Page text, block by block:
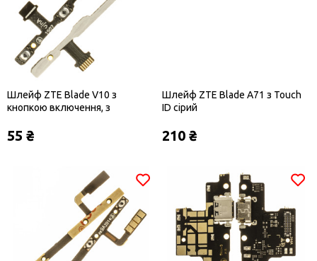
Шлейф ZTE Blade V10 з
кнопкою включення, з
55 ₴
Шлейф ZTE Blade A71 з Touch
ID сірий
210 ₴